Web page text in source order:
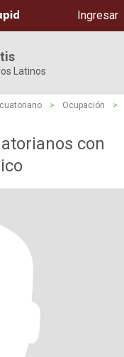
Ingresar
Latinos
> Ocupación
>
con